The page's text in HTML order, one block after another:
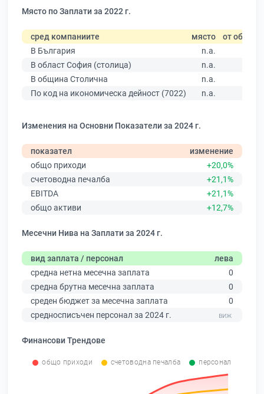
Място по Заплати за 2022 г.
сред компаниите място от общо
В България
n.a.
В област София (столица)
n.a.
В община Столична
n.a.
По код на икономическа дейност (7022)
n.a.
Изменения на Основни Показатели за 2024 г.
показател
изменение
общо приходи
+20,0%
счетоводна печалба
+21,1%
EBITDA
+21,1%
общо активи
+12,7%
Месечни Нива на Заплати за 2024 г.
вид заплата / персонал
лева
средна нетна месечна заплата
0
средна брутна месечна заплата
0
среден бюджет за месечна заплата
0
средносписъчен персонал за 2024 г.
Финансови Трендове
общо приходи счетоводна печалба персонал